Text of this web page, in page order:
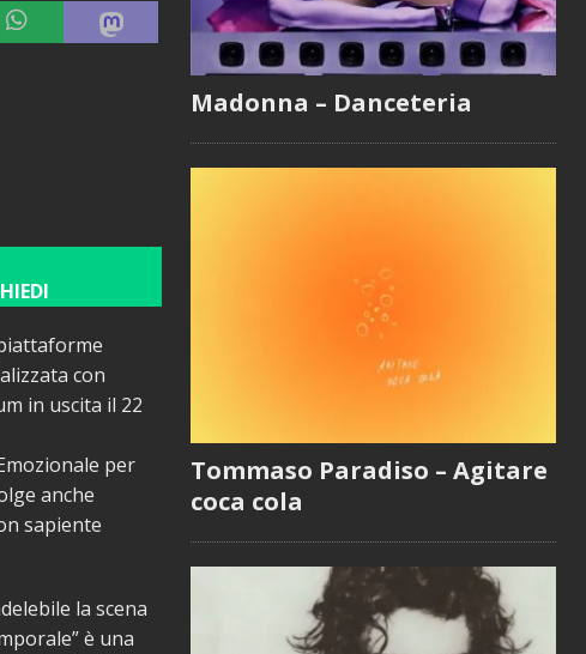
con
in uscita il 22
per
anche
sapiente
la scena
è una
Madonna – Danceteria
Tommaso Paradiso – Agitare
coca cola